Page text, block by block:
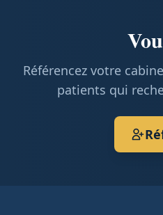
Référencez votre
patients qui